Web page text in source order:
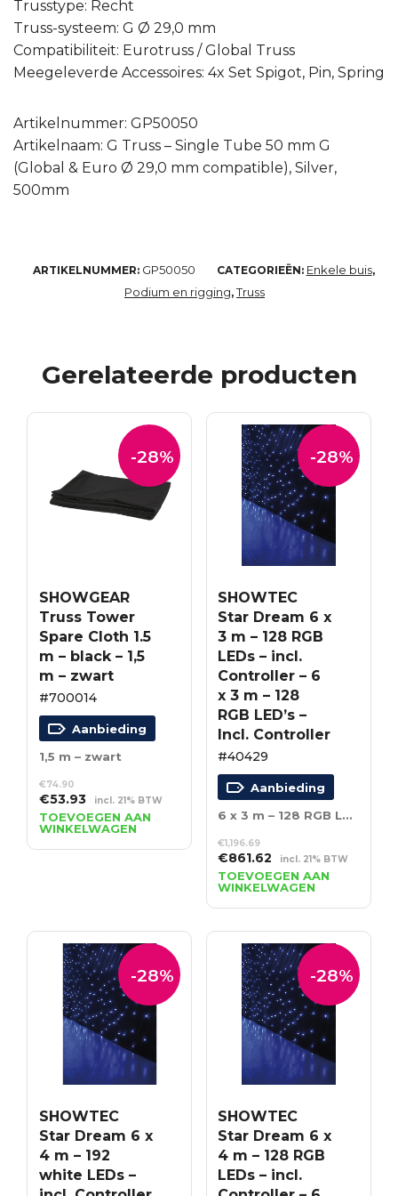
Trusstype: Recht
Truss-systeem: G Ø 29,0 mm
Compatibiliteit: Eurotruss / Global Truss
Meegeleverde Accessoires: 4x Set Spigot, Pin, Spring
Artikelnummer: GP50050
Artikelnaam: G Truss – Single Tube 50 mm G
(Global & Euro Ø 29,0 mm compatible), Silver,
500mm
ARTIKELNUMMER: GP50050 CATEGORIEËN: Enkele buis,
Podium en rigging,Truss
Gerelateerde producten
-28%
SHOWGEAR
Truss Tower
Spare Cloth 1.5
m – black – 1,5
m – zwart
#700014
Aanbieding
1,5 m – zwart
€74.90
Oorspronkelijke
prijs
was:
€74.90.
€53.93Huidige
prijs
is:
€53.93.
incl. 21% BTW
TOEVOEGEN AAN
WINKELWAGEN
-28%
SHOWTEC
Star Dream 6 x
3 m – 128 RGB
LEDs – incl.
Controller – 6
x 3 m – 128
RGB LED’s –
Incl. Controller
#40429
Aanbieding
6 x 3 m – 128 RGB LED’s – Incl. Controller
€1,196.69
Oorspronkelijke
prijs
was:
€1,196.69.
€861.62 Huidige
prijs
is:
€861.62.
incl. 21% BTW
TOEVOEGEN AAN
WINKELWAGEN
-28%
SHOWTEC
Star Dream 6 x
4 m – 192
white LEDs –
-28%
SHOWTEC
Star Dream 6 x
4 m – 128 RGB
LEDs – incl.